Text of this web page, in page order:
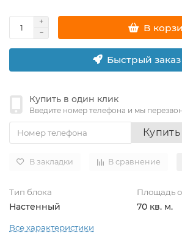
В
Быстрый заказ
Купить в один клик
Введите номер телефона и мы
Купить
В закладки В сравнение
Тип блока
Настенный
Площадь
70 кв. м.
Все характеристики